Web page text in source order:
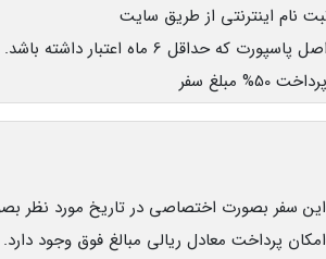
این سفر بصورت اختصاصی در تاریخ مورد نظر
امکان پرداخت معادل ریالی مبالغ فوق وجود دارد.